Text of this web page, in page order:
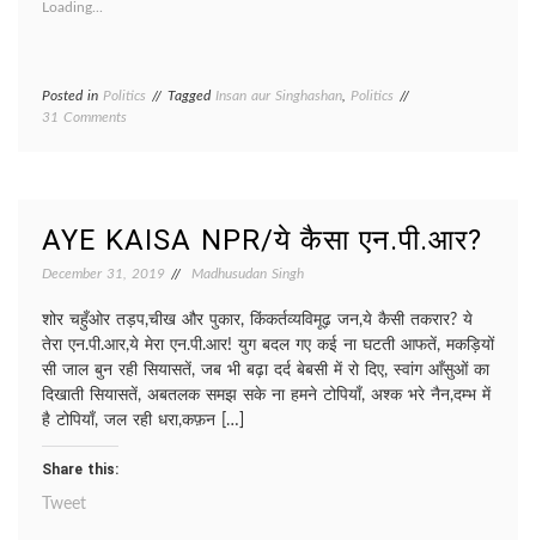
Loading...
Posted in Politics Tagged Insan aur Singhashan
Politics
31 Comments
AYE KAISA NPR/ये कैसा एन.पी.आर?
December 31, 2019 Madhusudan Singh
शोर चहुँओर तड़प,चीख और पुकार, किंकर्तव्यविमूढ़ जन,ये कैसी तकरार? ये
तेरा एन.पी.आर,ये मेरा एन.पी.आर! युग बदल गए कई ना घटती आफतें, मकड़ियों
सी जाल बुन रही सियासतें, जब भी बढ़ा दर्द बेबसी में रो दिए, स्वांग आँसुओं का
दिखाती सियासतें, अबतलक समझ सके ना हमने टोपियाँ, अश्क भरे नैन,दम्भ में
है टोपियाँ, जल रही धरा,कफ़न […]
Share this:
Tweet